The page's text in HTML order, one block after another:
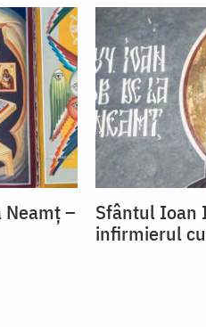
–
Sfântul Ioan
infirmierul